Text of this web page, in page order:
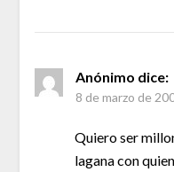
Anónimo dice:
8 de marzo de
Quiero ser
lagana con